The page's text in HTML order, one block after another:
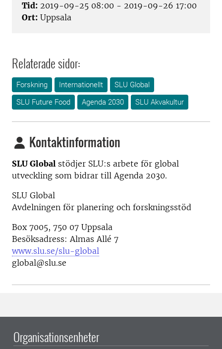
Tid: 2019-09-25 08:00 - 2019-09-26 17:00
Ort: Uppsala
Relaterade sidor:
Forskning Internationellt
SLU Global
SLU Future Food
Agenda 2030 SLU Akvakultur
Kontaktinformation
SLU Global stödjer SLU:s arbete för global
utveckling som bidrar till Agenda 2030.
SLU Global
Avdelningen för planering och forskningsstöd
Box 7005, 750 07 Uppsala
Besöksadress: Almas Allé 7
www.slu.se/slu-global
global@slu.se
Organisationsenheter